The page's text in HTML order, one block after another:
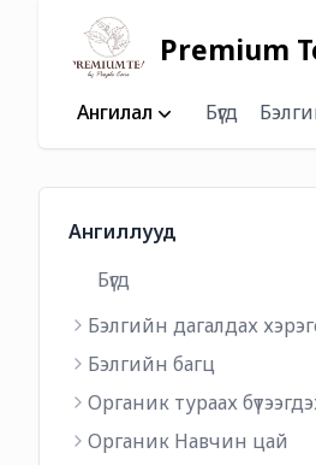
Premium
Ангилал Бүгд
Ангиллууд
Бүгд
Бэлгийн дагалдах
Бэлгийн багц
Органик тураах
Органик Навчин цай